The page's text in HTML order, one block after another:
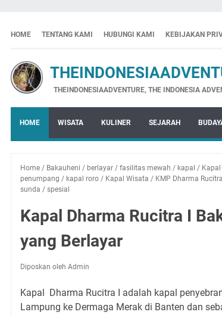
HOME TENTANG KAMI HUBUNGI KAMI KEBIJAKAN
THEINDONESIAADVENTURE, THE INDONESIA
HOME WISATA KULINER SEJARAH
Home / Bakauheni / berlayar / fasilitas mewah / kapal / Kapal
penumpang / kapal roro / Kapal Wisata / KMP Dharma
sunda / spesial
Kapal Dharma Rucitra I
yang Berlayar
Diposkan oleh Admin
Kapal Dharma Rucitra I adalah kapal
Lampung ke Dermaga Merak di Banten dan